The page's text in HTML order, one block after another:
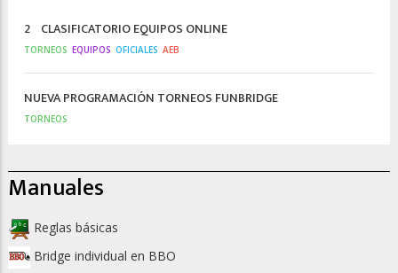
2º CLASIFICATORIO EQUIPOS ONLINE
TORNEOS EQUIPOS OFICIALES AEB
NUEVA PROGRAMACIÓN TORNEOS FUNBRIDGE
TORNEOS
Manuales
Reglas básicas
Bridge individual en BBO